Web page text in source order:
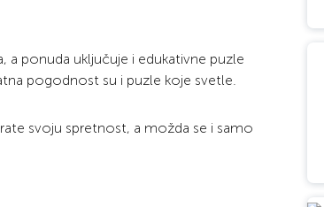
ponuda uključuje i edukativne puzle
pogodnost su i puzle koje svetle.
svoju spretnost, a možda se i samo